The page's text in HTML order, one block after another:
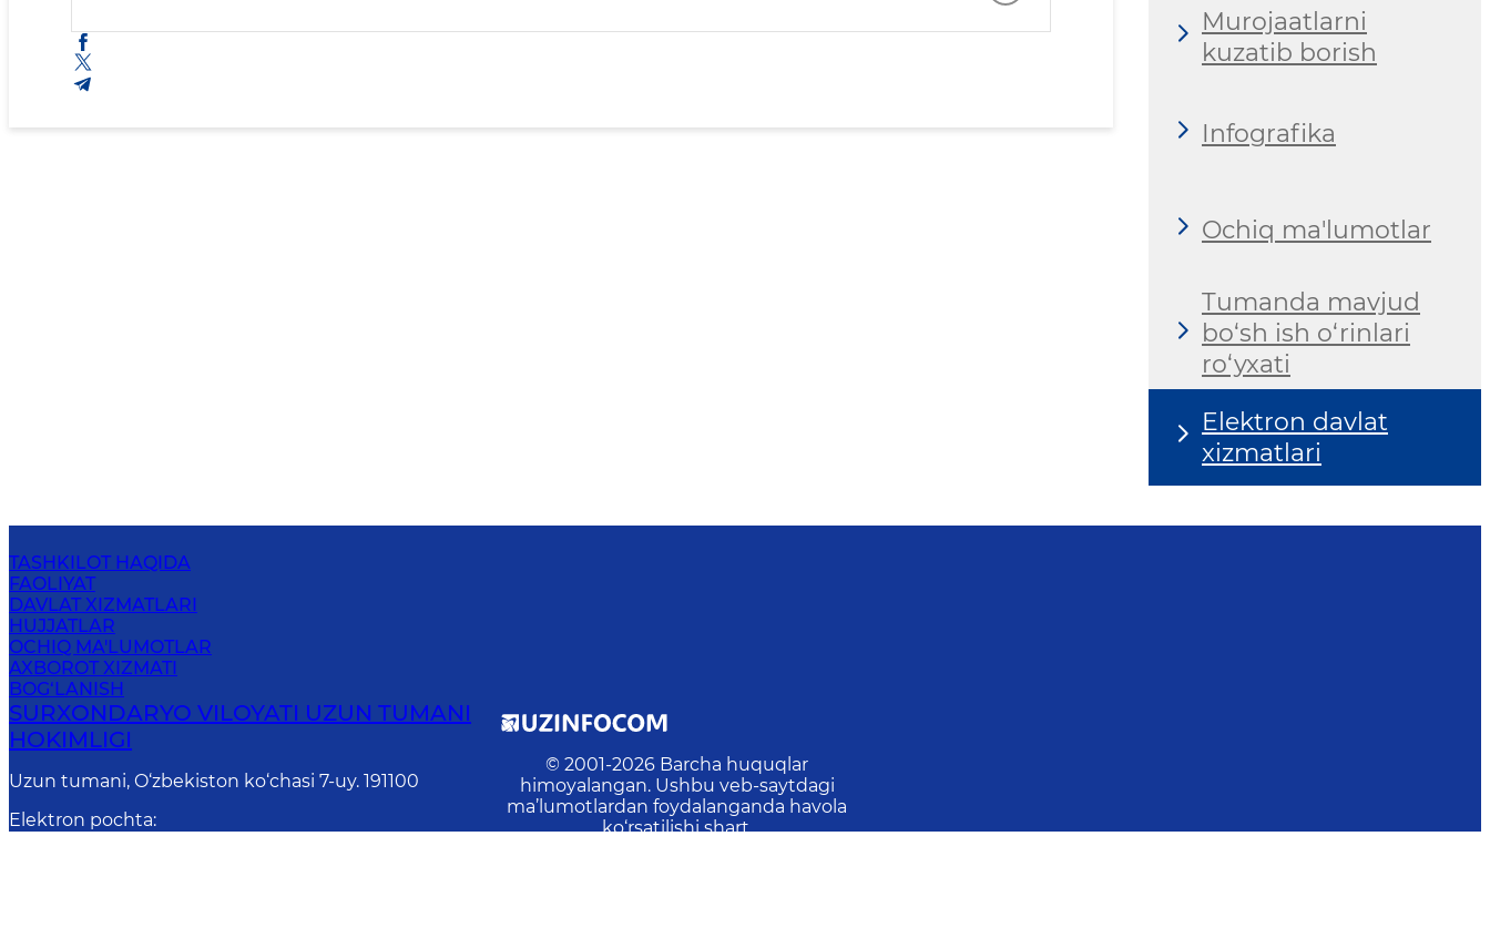
Murojaatlarni
kuzatib borish
Infografika
Ochiq ma'lumotlar
Tumanda mavjud
bo‘sh ish o‘rinlari
ro‘yxati
Elektron davlat
xizmatlari
TASHKILOT HAQIDA
FAOLIYAT
DAVLAT XIZMATLARI
HUJJATLAR
OCHIQ MA'LUMOTLAR
AXBOROT XIZMATI
BOG‘LANISH
SURXONDARYO VILOYATI UZUN TUMANI
HOKIMLIGI
Uzun tumani, O‘zbekiston ko‘chasi 7-uy. 191100
Elektron pochta:
© 2001-2026 Barcha huquqlar
himoyalangan. Ushbu veb-saytdagi
ma’lumotlardan foydalanganda havola
ko‘rsatilishi shart.